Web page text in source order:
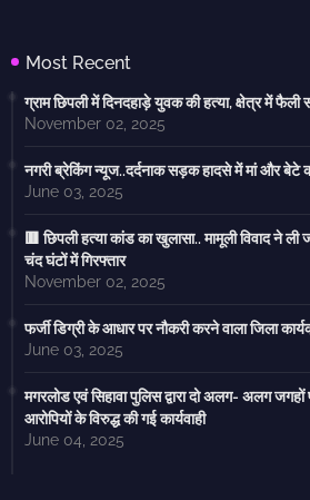
Most Recent
ग्राम छिपली में दिनदहाड़े युवक की हत्या, क्षेत्र में फैली
November 02, 2025
नगरी ब्रेकिंग न्यूज..दर्दनाक सड़क हादसे में मां और बेटे
June 03, 2025
🟥 छिपली हत्या कांड का खुलासा.. मामूली विवाद ने
चंद घंटों में गिरफ्तार
November 02, 2025
फर्जी डिग्री के आधार पर नौकरी करने वाला जिला
June 03, 2025
मगरलोड एवं सिहावा पुलिस द्वारा दो अलग- अलग
आरोपियों के विरुद्ध की गई कार्यवाही
June 04, 2025